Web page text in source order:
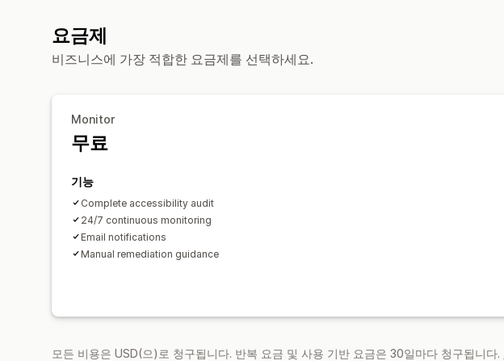
요금제
비즈니스에 가장 적합한 요금제를 선택하세요.
Monitor
무료
기능
Complete accessibility audit
24/7 continuous monitoring
Email notifications
Manual remediation guidance
모든 비용은 USD(으)로 청구됩니다. 반복 요금 및 사용 기반 요금은 30일마다 청구됩니다.